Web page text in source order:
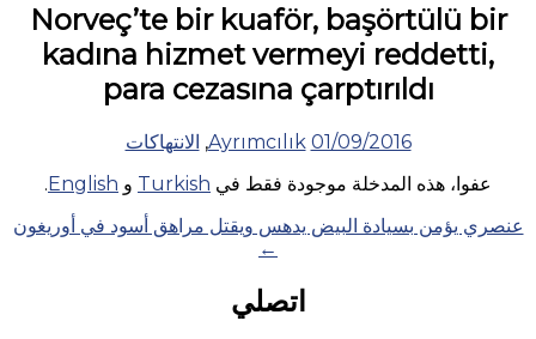
Norveç’te bir kuaför, başörtülü bir
kadına hizmet vermeyi reddetti,
para cezasına çarptırıldı
01/09/2016
Ayrımcılık
, الانتهاكات
عفوا، هذه المدخلة موجودة فقط في Turkish و English
.
Posts
عنصري يؤمن بسيادة البيض يدهس ويقتل مراهق أسود في أوريغون
←
اتصلي